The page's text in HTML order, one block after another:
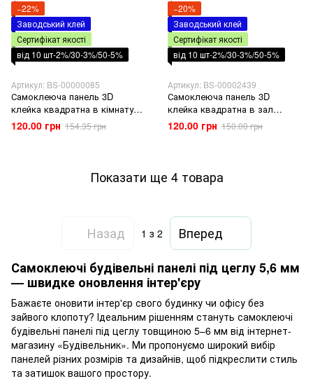
−22%
Заводський клей
Сертифікат якості
від 10 шт-2%/30-3%/50-5%
Артикул: BS-00000085
Самоклеюча панель 3D
клейка квадратна в кімнату
вітальню балкон цегла
баклажан-кава 700х770х5мм
120.00 грн 154.35 грн
−20%
Заводський клей
Сертифікат якості
від 10 шт-2%/30-3%/50-5%
Артикул: BS-00002439
Самоклеюча панель 3D
клейка квадратна в зал
кімнату вітальню балкон
700х770х5мм цегла рожево-
120.00 грн 150.00 грн
Показати ще 4 товара
Назад 1 з 2
Вперед
Самоклеючі будівельні панелі під цеглу 5,6 мм
— швидке оновлення інтер'єру
Бажаєте оновити інтер'єр свого будинку чи офісу без
зайвого клопоту? Ідеальним рішенням стануть самоклеючі
будівельні панелі під цеглу товщиною 5–6 мм від інтернет-
магазину «Будівельник». Ми пропонуємо широкий вибір
панелей різних розмірів та дизайнів, щоб підкреслити стиль
та затишок вашого простору.